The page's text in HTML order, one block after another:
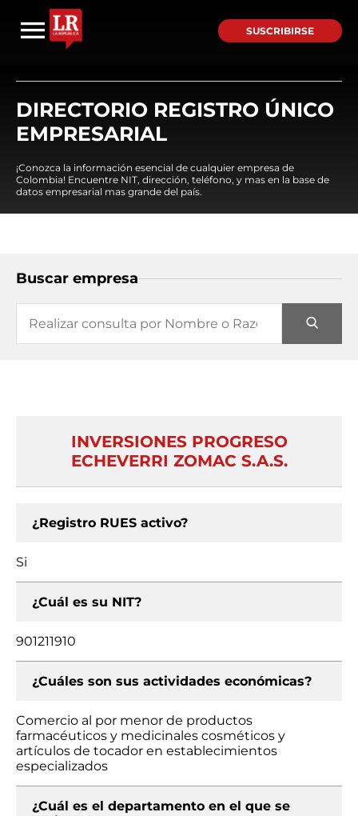
SUSCRIBIRSE
DIRECTORIO REGISTRO ÚNICO
EMPRESARIAL
¡Conozca la información esencial de cualquier empresa de
Colombia! Encuentre NIT, dirección, teléfono, y mas en la base de
datos empresarial mas grande del país.
Buscar empresa
INVERSIONES PROGRESO
ECHEVERRI ZOMAC S.A.S.
¿Registro RUES activo?
Si
¿Cuál es su NIT?
901211910
¿Cuáles son sus actividades económicas?
Comercio al por menor de productos
farmacéuticos y medicinales cosméticos y
artículos de tocador en establecimientos
especializados
¿Cuál es el departamento en el que se